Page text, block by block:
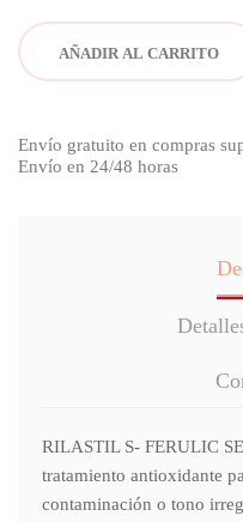
AÑADIR AL CARRITO
Envío gratuito en compras
Envío en 24/48 horas
RILASTIL S- FERULIC
tratamiento antioxidante
contaminación o tono